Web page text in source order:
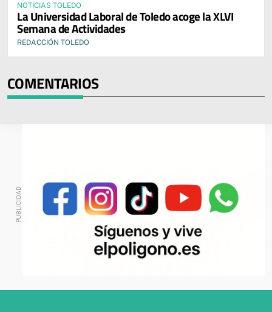
NOTICIAS TOLEDO
La Universidad Laboral de Toledo acoge la XLVI
Semana de Actividades
REDACCIÓN TOLEDO
COMENTARIOS